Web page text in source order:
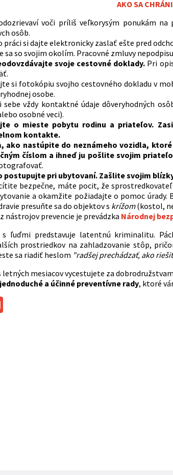
AKO SA
voči príliš veľkorysým ponukám
osôb.
práci si dajte elektronicky zaslať ešte pred
sa so svojim okolím. Pracovné zmluvy
svoje cestovné doklady. Pri
si fotokópiu svojho cestovného dokladu v
osobe.
sebe vždy kontaktné údaje dôveryhodných
osobné veci).
o mieste pobytu rodinu a priateľov.
kontakte.
ako nastúpite do neznámeho vozidla,
číslom a ihneď ju pošlite svojim
postupujte pri ubytovaní. Zašlite svojim
bezpečne, máte pocit, že
a okamžite požiadajte o pomoc
presuňte sa do objektov s krížom(kostol,
nástrojov prevencie je prevádzka Národnej
s ľuďmi predstavuje latentnú kriminalitu.
prostriedkov na zahladzovanie stôp,
sa riadiť heslom "radšej prechádzať, ako
letných mesiacov vycestujete za
a účinné preventívne rady, ktoré
Gmail